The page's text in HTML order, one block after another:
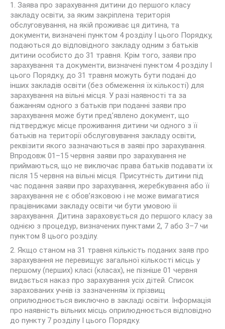
1. Заява про зарахування дитини до першого класу
закладу освіти, за яким закріплена територія
обслуговування, на якій проживає ця дитина, та
документи, визначені пунктом 4 розділу І цього Порядку,
подаються до відповідного закладу одним з батьків
дитини особисто до 31 травня. Крім того, заяви про
зарахування та документи, визначені пунктом 4 розділу І
цього Порядку, до 31 травня можуть бути подані до
інших закладів освіти (без обмеження їх кількості) для
зарахування на вільні місця. У разі наявності та за
бажанням одного з батьків при поданні заяви про
зарахування може бути пред’явлено документ, що
підтверджує місце проживання дитини чи одного з її
батьків на території обслуговування закладу освіти,
реквізити якого зазначаються в заяві про зарахування.
Впродовж 01–15 червня заяви про зарахування не
приймаються, що не виключає права батьків подавати їх
після 15 червня на вільні місця. Присутність дитини під
час подання заяви про зарахування, жеребкування або її
зарахування не є обов’язковою і не може вимагатися
працівниками закладу освіти чи бути умовою її
зарахування. Дитина зараховується до першого класу за
однією з процедур, визначених пунктами 2, 7 або 3–7 чи
пунктом 8 цього розділу.
2. Якщо станом на 31 травня кількість поданих заяв про
зарахування не перевищує загальної кількості місць у
першому (перших) класі (класах), не пізніше 01 червня
видається наказ про зарахування усіх дітей. Список
зарахованих учнів із зазначенням їх прізвищ
оприлюднюється виключно в закладі освіти. Інформація
про наявність вільних місць оприлюднюється відповідно
до пункту 7 розділу І цього Порядку.